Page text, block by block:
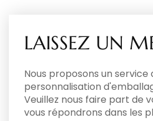
LAISSEZ UN
Nous proposons un service
personnalisation
Veuillez nous faire part de
vous répondrons dans les